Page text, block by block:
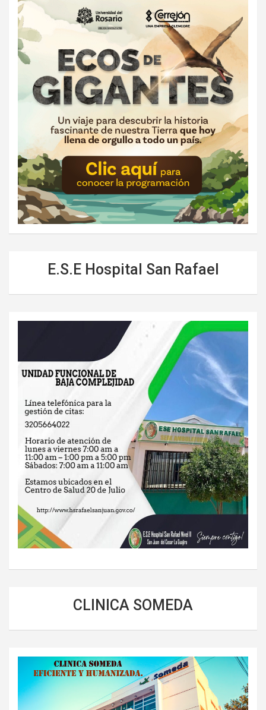
E.S.E Hospital San Rafael
CLINICA SOMEDA